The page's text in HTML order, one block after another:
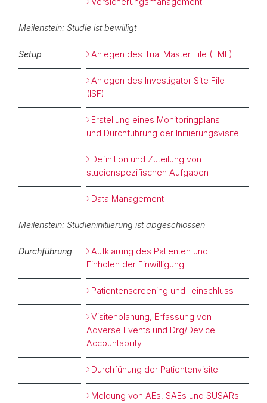
Meilenstein: Studie ist bewilligt
Setup Anlegen des Trial Master File (TMF)
Anlegen des Investigator Site File
(ISF)
Erstellung eines Monitoringplans
und Durchführung der Initiierungsvisite
Definition und Zuteilung von
studienspezifischen Aufgaben
Data Management
Meilenstein: Studieninitiierung ist abgeschlossen
Durchführung
Aufklärung des Patienten und
Einholen der Einwilligung
Patientenscreening und -einschluss
Visitenplanung, Erfassung von
Adverse Events und Drg/Device
Accountability
Durchfühung der Patientenvisite
Meldung von AEs, SAEs und SUSARs